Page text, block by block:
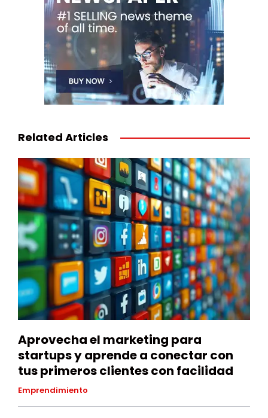
Related Articles
Aprovecha el marketing para
startups y aprende a conectar con
tus primeros clientes con facilidad
Emprendimiento